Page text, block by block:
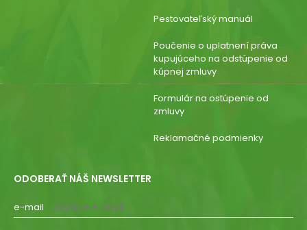
Pestovateľský manuál
Poučenie o uplatnení práva
kupujúceho na odstúpenie od
kúpnej zmluvy
Formulár na ostúpenie od
zmluvy
Reklamačné podmienky
ODOBERAŤ NÁŠ NEWSLETTER
e-mail